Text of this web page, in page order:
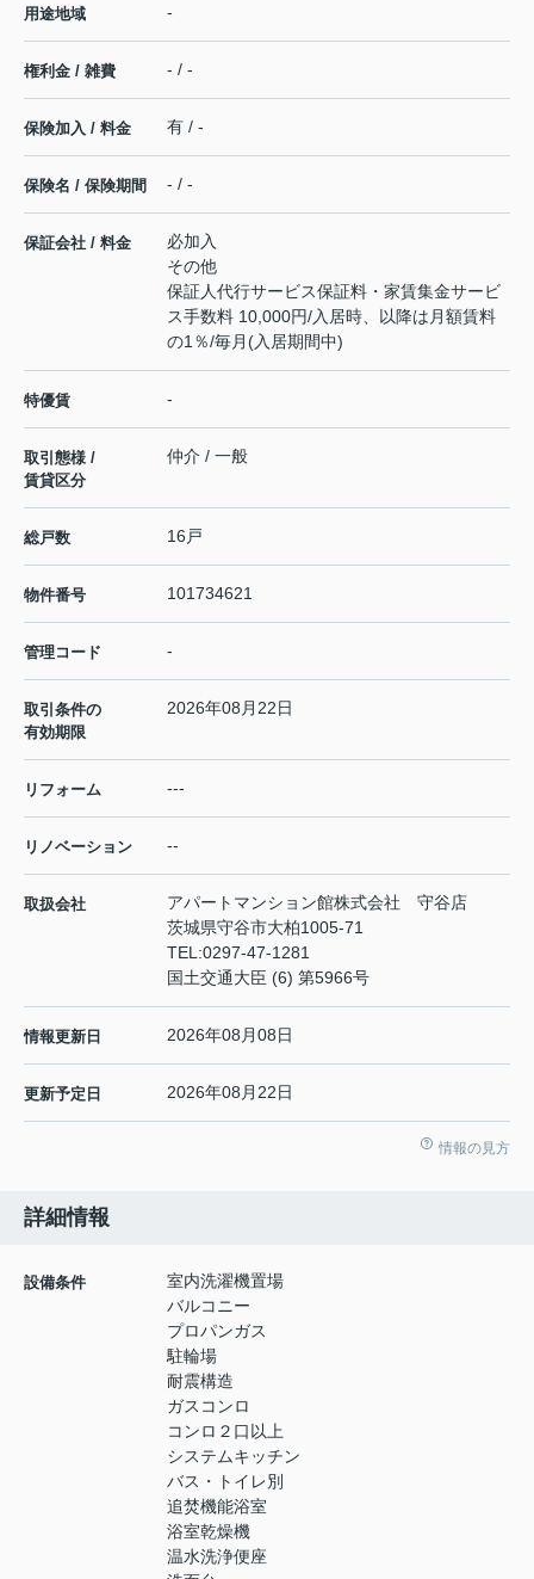
用途地域 -
権利金 / 雑費 - / -
保険加入 / 料金 有 / -
保険名 / 保険期間 - / -
保証会社 / 料金
必加入
その他
保証人代行サービス保証料・家賃集金サービ
ス手数料 10,000円/入居時、以降は月額賃料
の1％/毎月(入居期間中)
特優賃 -
取引態様 /
賃貸区分
仲介 / 一般
総戸数 16戸
物件番号 101734621
管理コード -
取引条件の
有効期限
2026年08月22日
リフォーム ---
リノベーション --
取扱会社
アパートマンション館株式会社 守谷店
茨城県守谷市大柏1005-71
TEL:0297-47-1281
国土交通大臣 (6) 第5966号
情報更新日 2026年08月08日
更新予定日 2026年08月22日
情報の見方
詳細情報
設備条件
室内洗濯機置場
バルコニー
プロパンガス
駐輪場
耐震構造
ガスコンロ
コンロ２口以上
システムキッチン
バス・トイレ別
追焚機能浴室
浴室乾燥機
温水洗浄便座